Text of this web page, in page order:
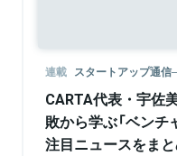
連載 スタートアップ通
CARTA代表・宇佐
敗から学ぶ「ベン
注目ニュースをま